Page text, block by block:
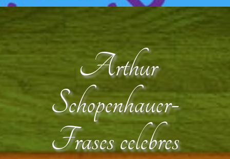
Arthur
Schopenhauer-
Frases celebres